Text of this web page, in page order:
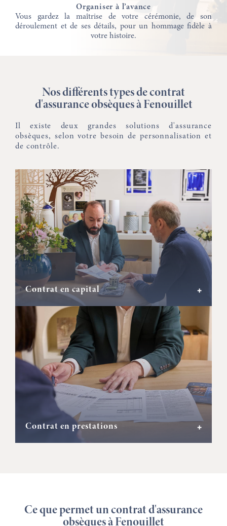
Organiser à l’avance
Vous gardez la maîtrise de votre cérémonie, de son
déroulement et de ses détails, pour un hommage fidèle à
votre histoire.
Nos différents types de contrat
d'assurance obsèques à Fenouillet
Il existe deux grandes solutions d'assurance
obsèques, selon votre besoin de personnalisation et
de contrôle.
Contrat en capital +
Contrat en prestations +
Ce que permet un contrat d'assurance
obsèques à Fenouillet